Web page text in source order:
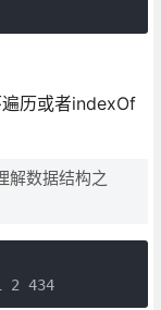
历或者indexOf
解数据结构之
434